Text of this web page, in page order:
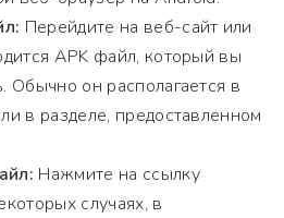
Перейдите на веб-сайт или
APK файл, который вы
Обычно он располагается в
в разделе, предоставленном
Нажмите на ссылку
случаях, в